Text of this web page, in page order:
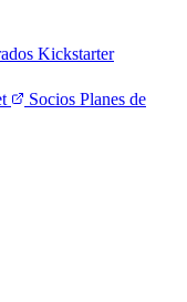
Kickstarter
Socios Planes de